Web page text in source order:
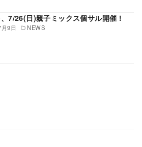
9日 NEWS
7/26(日)親子ミックス個サル開催！